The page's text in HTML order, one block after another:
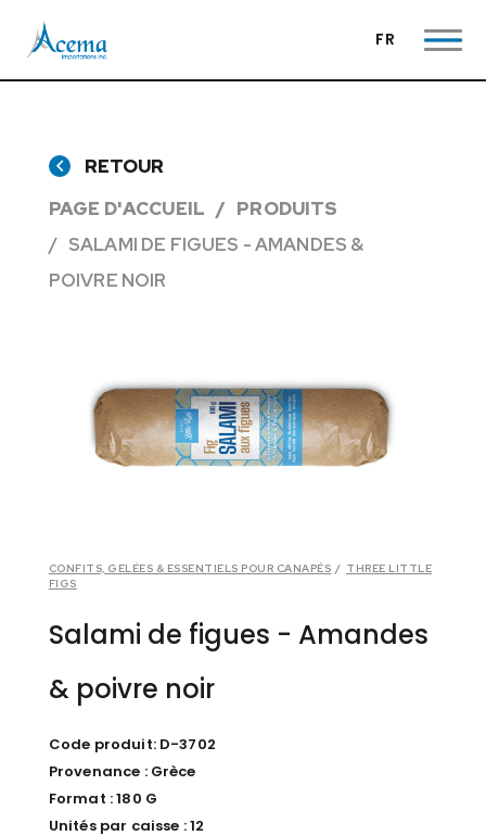
FR
RETOUR
PAGE D'ACCUEIL
PRODUITS
SALAMI DE FIGUES - AMANDES &
POIVRE NOIR
CONFITS, GELÉES & ESSENTIELS POUR CANAPÉS / THREE LITTLE
FIGS
Salami de figues - Amandes
& poivre noir
Code produit: D-3702
Provenance : Grèce
Format : 180 G
Unités par caisse : 12